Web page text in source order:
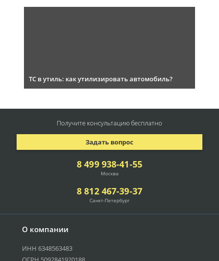
ТС в утиль: как утилизировать автомобиль?
О компании
ИНН 6348563483
8 499 938-41-55
Москва
8 812 467-39-37
Санкт-Петербург
Задать вопрос
Получите консультациюбесплатно